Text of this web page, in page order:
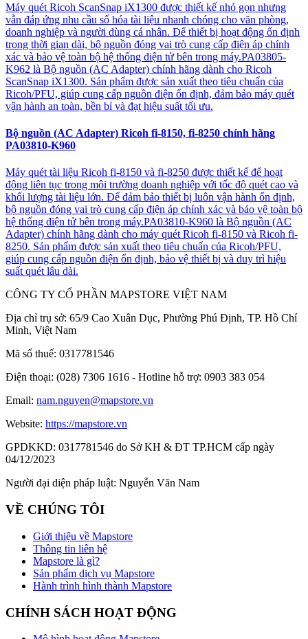
Máy quét Ricoh ScanSnap iX1300 được thiết kế nhỏ gọn nhưng
vẫn đáp ứng nhu cầu số hóa tài liệu nhanh chóng cho văn phòng,
doanh nghiệp và người dùng cá nhân. Để thiết bị hoạt động ổn định
trong thời gian dài, bộ nguồn đóng vai trò cung cấp điện áp chính
xác và bảo vệ toàn bộ hệ thống điện tử bên trong máy.PA03805-
K962 là Bộ nguồn (AC Adapter) chính hãng dành cho Ricoh
ScanSnap iX1300. Sản phẩm được sản xuất theo tiêu chuẩn của
Ricoh/PFU, giúp cung cấp nguồn điện ổn định, đảm bảo máy quét
vận hành an toàn, bền bỉ và đạt hiệu suất tối ưu.
Bộ nguồn (AC Adapter) Ricoh fi-8150, fi-8250 chính hãng
PA03810-K960
Máy quét tài liệu Ricoh fi-8150 và fi-8250 được thiết kế để hoạt
động liên tục trong môi trường doanh nghiệp với tốc độ quét cao và
khối lượng tài liệu lớn. Để đảm bảo thiết bị luôn vận hành ổn định,
bộ nguồn đóng vai trò cung cấp điện áp chính xác và bảo vệ toàn bộ
hệ thống điện tử bên trong máy.PA03810-K960 là Bộ nguồn (AC
Adapter) chính hãng dành cho máy quét Ricoh fi-8150 và Ricoh fi-
8250. Sản phẩm được sản xuất theo tiêu chuẩn của Ricoh/PFU,
giúp cung cấp nguồn điện ổn định, bảo vệ thiết bị và duy trì hiệu
suất quét lâu dài.
CÔNG TY CỔ PHẦN MAPSTORE VIỆT NAM
Địa chỉ trụ sở: 65/9 Cao Xuân Dục, Phường Phú Định, TP. Hồ Chí
Minh, Việt Nam
Mã số thuế: 0317781546
Điện thoại: (028) 7306 1616 - Hotline hỗ trợ: 0903 383 054
Email: nam.nguyen@mapstore.vn
Website: https://mapstore.vn
GPDKKD: 0317781546 do Sở KH & ĐT TP.HCM cấp ngày
04/12/2023
Người đại diện pháp luật: Nguyễn Văn Nam
VỀ CHÚNG TÔI
Giới thiệu về Mapstore
Thông tin liên hệ
Mapstore là gì?
Sản phẩm dịch vụ Mapstore
Hành trình hình thành Mapstore
CHÍNH SÁCH HOẠT ĐỘNG